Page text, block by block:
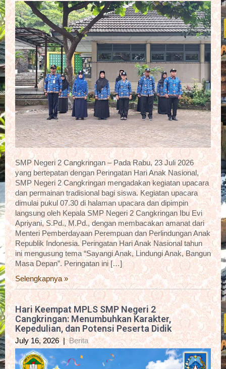
SMP Negeri 2 Cangkringan – Pada Rabu, 23 Juli 2026
yang bertepatan dengan Peringatan Hari Anak Nasional,
SMP Negeri 2 Cangkringan mengadakan kegiatan upacara
dan permainan tradisional bagi siswa. Kegiatan upacara
dimulai pukul 07.30 di halaman upacara dan dipimpin
langsung oleh Kepala SMP Negeri 2 Cangkringan Ibu Evi
Apriyani, S.Pd., M.Pd., dengan membacakan amanat dari
Menteri Pemberdayaan Perempuan dan Perlindungan Anak
Republik Indonesia. Peringatan Hari Anak Nasional tahun
ini mengusung tema “Sayangi Anak, Lindungi Anak, Bangun
Masa Depan”. Peringatan ini […]
Selengkapnya »
Hari Keempat MPLS SMP Negeri 2
Cangkringan: Menumbuhkan Karakter,
Kepedulian, dan Potensi Peserta Didik
July 16, 2026 |Berita